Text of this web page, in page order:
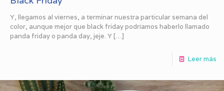
Y, llegamos al viernes, a terminar nuestra particular semana del
color, aunque mejor que black friday podríamos haberlo llamado
panda friday o panda day, jeje. Y […]
Leer más